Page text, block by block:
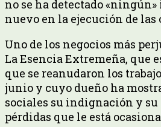
no se ha detectado
nuevo en la ejecución de las
Uno de los negocios más
La Esencia Extremeña, que
que se reanudaron los
junio y cuyo dueño ha
sociales su indignación y su
pérdidas que le está